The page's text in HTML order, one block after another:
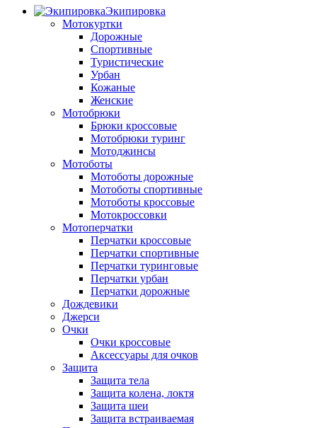
Экипировка
Мотокуртки
Дорожные
Спортивные
Туристические
Урбан
Кожаные
Женские
Мотобрюки
Брюки кроссовые
Мотобрюки туринг
Мотоджинсы
Мотоботы
Мотоботы дорожные
Мотоботы спортивные
Мотоботы кроссовые
Мотокроссовки
Мотоперчатки
Перчатки кроссовые
Перчатки спортивные
Перчатки туринговые
Перчатки урбан
Перчатки дорожные
Дождевики
Джерси
Очки
Очки кроссовые
Аксессуары для очков
Защита
Защита тела
Защита колена, локтя
Защита шеи
Защита встраиваемая